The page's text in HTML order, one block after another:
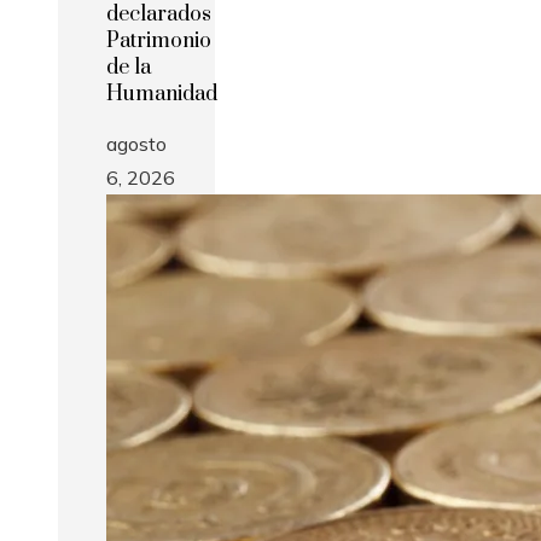
declarados
Patrimonio
de la
Humanidad
agosto
6, 2026